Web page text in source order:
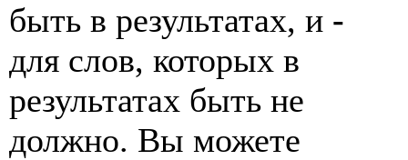
быть в результатах, и -
для слов, которых в
результатах быть не
должно. Вы можете